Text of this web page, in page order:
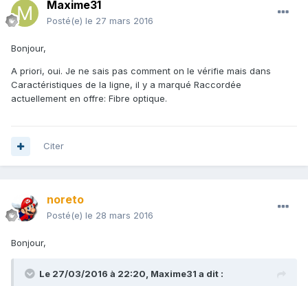
Maxime31
Posté(e) le 27 mars 2016
Bonjour,
A priori, oui. Je ne sais pas comment on le vérifie mais dans
Caractéristiques de la ligne, il y a marqué Raccordée
actuellement en offre: Fibre optique.
Citer
noreto
Posté(e) le 28 mars 2016
Bonjour,
Le 27/03/2016 à 22:20, Maxime31 a dit :